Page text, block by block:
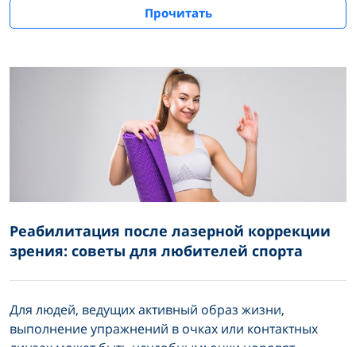
работает немецкий лазер SCHWIND ATOS,
подготовка, восстановление и стоимость.
Прочитать
Реабилитация после лазерной коррекции
зрения: советы для любителей спорта
Для людей, ведущих активный образ жизни,
выполнение упражнений в очках или контактных